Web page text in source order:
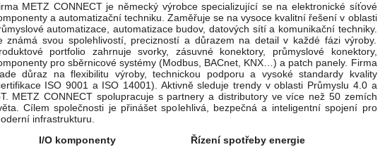
METZ CONNECT je německý výrobce specializující se na elektronické síťové
a automatizační techniku. Zaměřuje se na vysoce kvalitní řešení v oblasti
automatizace, automatizace budov, datových sítí a komunikační techniky.
známá svou spolehlivostí, precizností a důrazem na detail v každé fázi výroby.
portfolio zahrnuje svorky, zásuvné konektory, průmyslové konektory,
pro sběrnicové systémy (Modbus, BACnet, KNX…) a patch panely. Firma
důraz na flexibilitu výroby, technickou podporu a vysoké standardy kvality
ISO 9001 a ISO 14001). Aktivně sleduje trendy v oblasti Průmyslu 4.0 a
METZ CONNECT spolupracuje s partnery a distributory ve více než 50 zemích
Cílem společnosti je přinášet spolehlivá, bezpečná a inteligentní spojení pro
infrastrukturu.
I/O komponenty
Řízení spotřeby energie